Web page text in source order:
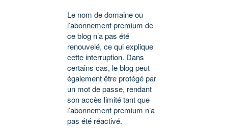
Le nom de domaine ou
l’abonnement premium de
ce blog n’a pas été
renouvelé, ce qui explique
cette interruption. Dans
certains cas, le blog peut
également être protégé par
un mot de passe, rendant
son accès limité tant que
l’abonnement premium n’a
pas été réactivé.